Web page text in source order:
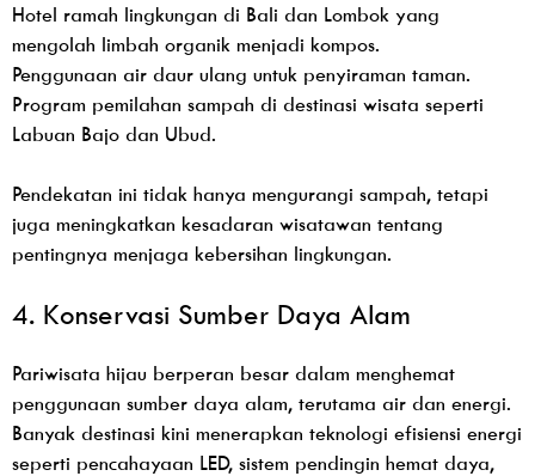
Hotel ramah lingkungan di Bali dan Lombok yang
mengolah limbah organik menjadi kompos.
Penggunaan air daur ulang untuk penyiraman taman.
Program pemilahan sampah di destinasi wisata seperti
Labuan Bajo dan Ubud.
Pendekatan ini tidak hanya mengurangi sampah, tetapi
juga meningkatkan kesadaran wisatawan tentang
pentingnya menjaga kebersihan lingkungan.
4. Konservasi Sumber Daya Alam
Pariwisata hijau berperan besar dalam menghemat
penggunaan sumber daya alam, terutama air dan energi.
Banyak destinasi kini menerapkan teknologi efisiensi energi
seperti pencahayaan LED, sistem pendingin hemat daya,